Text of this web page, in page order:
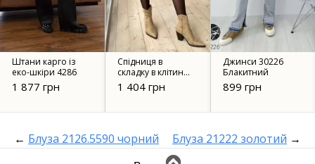
Штани карго із
еко-шкіри 4286
1 877 грн
Спідниця в
складку в клітинку
бежева 6211
1 404 грн
Джинси 30226
Блакитний
899 грн
← Блуза 2126.5590 чорний Блуза 21222 золотий →